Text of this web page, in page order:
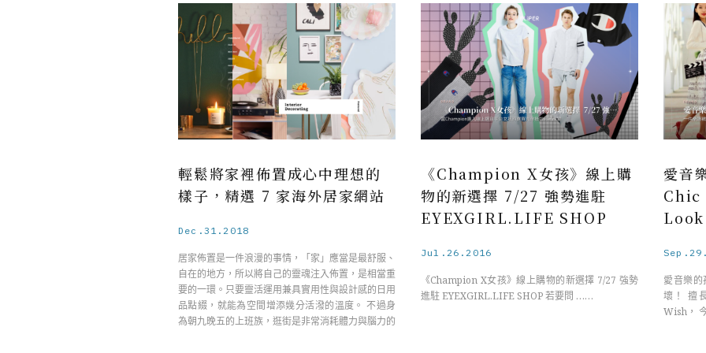
輕鬆將家裡佈置成心中理想的
樣子，精選 7 家海外居家網站
Dec.31.2018
居家佈置是一件浪漫的事情，「家」應當是最舒服、
自在的地方，所以將自己的靈魂注入佈置，是相當重
要的一環。只要靈活運用兼具實用性與設計感的日用
品點綴，就能為空間增添幾分活潑的溫度。 不過身
為朝九晚五的上班族，逛街是非常消耗體力與腦力的
《Champion X女孩》線上購
物的新選擇 7/27 強勢進駐
EYEXGIRL.LIFE SHOP
Jul.26.2016
《Champion X女孩》線上購物的新選擇 7/27 強勢
進駐 EYEXGIRL.LIFE SHOP 若要問 ……
愛音
Chic
愛音樂
壞！ 擅
Wish，